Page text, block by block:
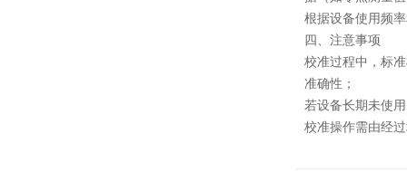
根据设备使用频
四、注意事项
校准过程中，标
准确性；
若设备长期未使
校准操作需由经